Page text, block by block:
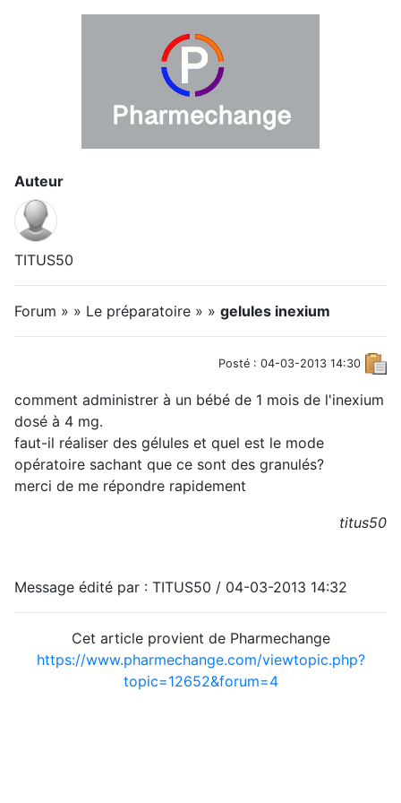
Auteur
TITUS50
Forum » » Le préparatoire » » gelules inexium
Posté : 04-03-2013 14:30
comment administrer à un bébé de 1 mois de l'inexium
dosé à 4 mg.
faut-il réaliser des gélules et quel est le mode
opératoire sachant que ce sont des granulés?
merci de me répondre rapidement
titus50
Message édité par : TITUS50 / 04-03-2013 14:32
Cet article provient de Pharmechange
https://www.pharmechange.com/viewtopic.php?
topic=12652&forum=4